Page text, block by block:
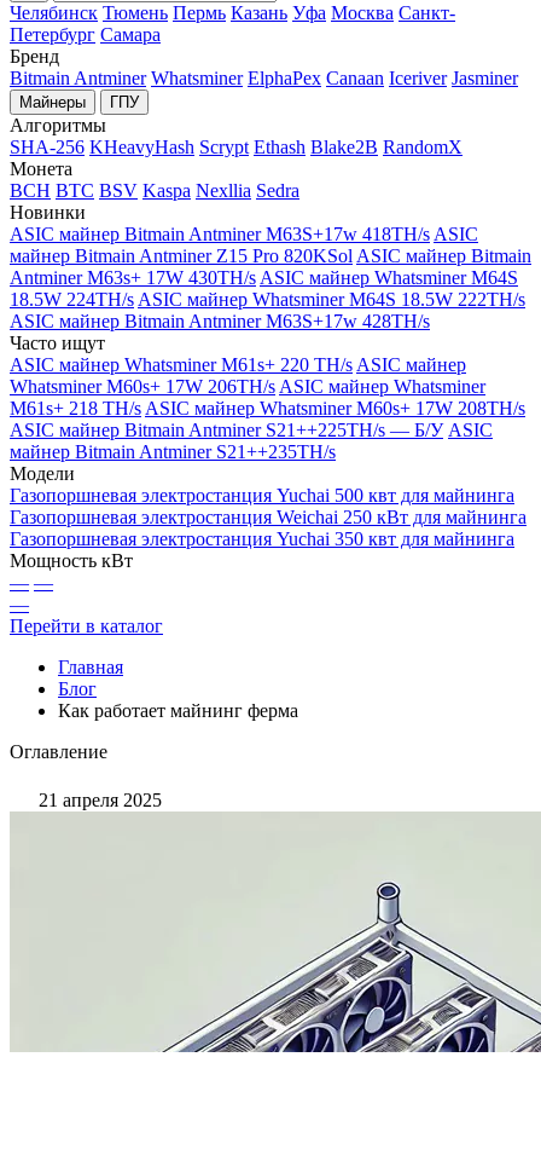
Челябинск Тюмень Пермь Казань Уфа Москва Санкт-
Петербург Самара
Бренд
Bitmain Antminer Whatsminer ElphaPex Canaan Iceriver Jasminer
Майнеры ГПУ
Алгоритмы
SHA-256 KHeavyHash Scrypt Ethash Blake2B RandomX
Монета
BCH BTC BSV Kaspa Nexllia Sedra
Новинки
ASIC майнер Bitmain Antminer M63S+17w 418TH/s ASIC
майнер Bitmain Antminer Z15 Pro 820KSol ASIC майнер Bitmain
Antminer M63s+ 17W 430TH/s ASIC майнер Whatsminer M64S
18.5W 224TH/s ASIC майнер Whatsminer M64S 18.5W 222TH/s
ASIC майнер Bitmain Antminer M63S+17w 428TH/s
Часто ищут
ASIC майнер Whatsminer M61s+ 220 TH/s ASIC майнер
Whatsminer M60s+ 17W 206TH/s ASIC майнер Whatsminer
M61s+ 218 TH/s ASIC майнер Whatsminer M60s+ 17W 208TH/s
ASIC майнер Bitmain Antminer S21++225TH/s — Б/У ASIC
майнер Bitmain Antminer S21++235TH/s
Модели
Газопоршневая электростанция Yuchai 500 квт для майнинга
Газопоршневая электростанция Weichai 250 кВт для майнинга
Газопоршневая электростанция Yuchai 350 квт для майнинга
Мощность кВт
— —
—
Перейти в каталог
Главная
Блог
Как работает майнинг ферма
Оглавление
21 апреля 2025